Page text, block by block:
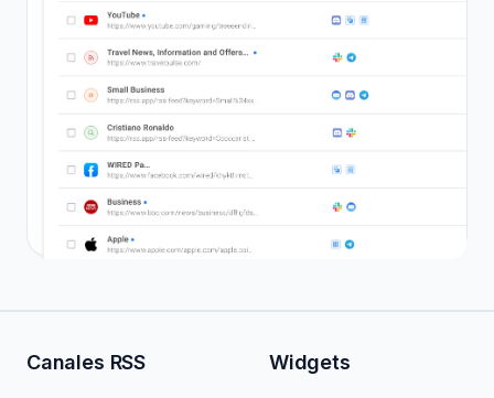
Canales RSS Widgets